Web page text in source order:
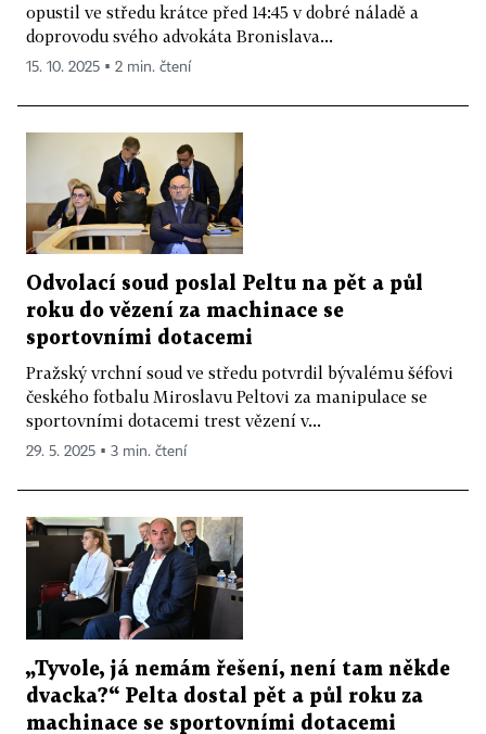
opustil ve středu krátce před 14:45 v dobré náladě a
doprovodu svého advokáta Bronislava...
15. 10. 2025 ▪ 2 min. čtení
Odvolací soud poslal Peltu na pět a půl
roku do vězení za machinace se
sportovními dotacemi
Pražský vrchní soud ve středu potvrdil bývalému šéfovi
českého fotbalu Miroslavu Peltovi za manipulace se
sportovními dotacemi trest vězení v...
29. 5. 2025 ▪ 3 min. čtení
„Tyvole, já nemám řešení, není tam někde
dvacka?“ Pelta dostal pět a půl roku za
machinace se sportovními dotacemi